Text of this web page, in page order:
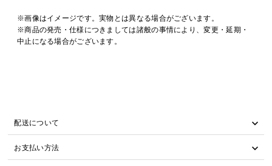
※画像はイメージです。実物とは異なる場合がございます。
※商品の発売・仕様につきましては諸般の事情により、変更・延期・
中止になる場合がございます。
配送について
お支払い方法